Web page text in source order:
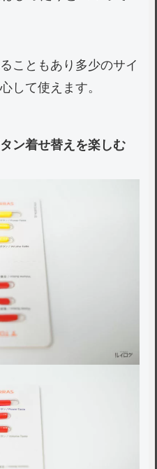
こともあり多少のサイ
して使えます。
ン着せ替えを楽しむ